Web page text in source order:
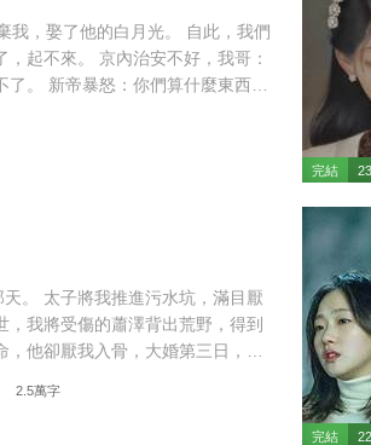
他的白月光。 自此，我們
完結
目厭
一
2.5萬字
完結